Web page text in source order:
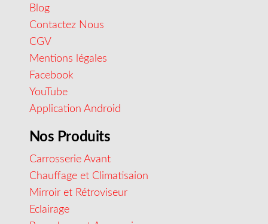
Blog
Contactez Nous
CGV
Mentions légales
Facebook
YouTube
Application Android
Nos Produits
Carrosserie Avant
Chauffage et Climatisaion
Mirroir et Rétroviseur
Eclairage